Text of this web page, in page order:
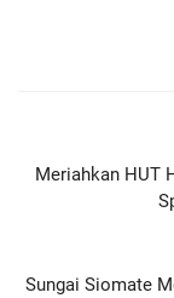
Meriahkan HUT
Sungai Siomate